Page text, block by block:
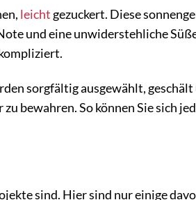
leicht gezuckert. Diese
und eine unwiderstehliche
sorgfältig ausgewählt, geschält
bewahren. So können Sie sich
sind. Hier sind nur einige